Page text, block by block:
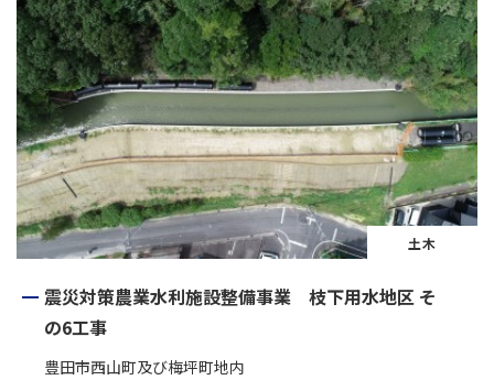
土木
震災対策農業水利施設整備事業 枝下用水地区 そ
の6工事
豊田市西山町及び梅坪町地内